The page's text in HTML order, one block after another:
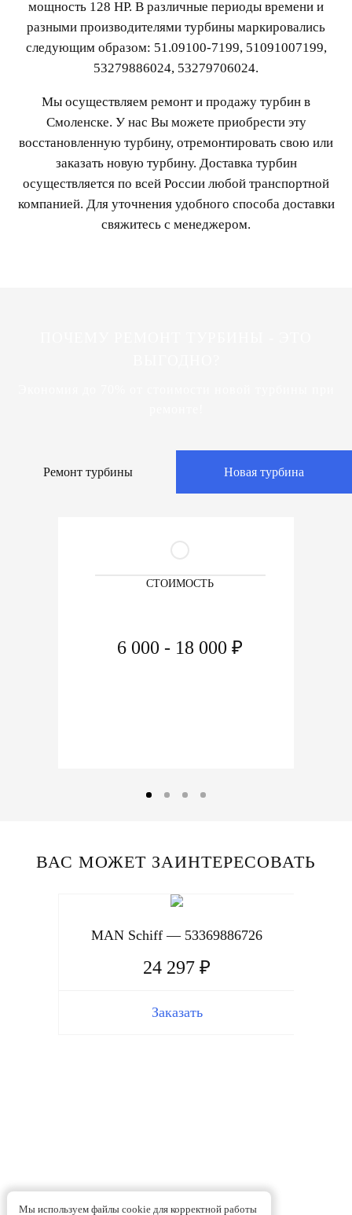
мощность 128 HP. В различные периоды времени и
разными производителями турбины маркировались
следующим образом: 51.09100-7199, 51091007199,
53279886024, 53279706024.
Мы осуществляем ремонт и продажу турбин в
Смоленске. У нас Вы можете приобрести эту
восстановленную турбину, отремонтировать свою или
заказать новую турбину. Доставка турбин
осуществляется по всей России любой транспортной
компанией. Для уточнения удобного способа доставки
свяжитесь с менеджером.
Ремонт турбины Новая турбина
СТОИМОСТЬ
6 000 - 18 000 ₽
ВАС МОЖЕТ ЗАИНТЕРЕСОВАТЬ
MAN Schiff — 53369886726
24 297 ₽
Заказать
Мы используем файлы cookie для корректной работы